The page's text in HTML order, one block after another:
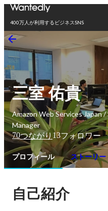
400万人が利用するビジネスSNS
三室 佑貴
Amazon Web Services Japan
Manager
70つながり 13フォロワー
プロフィール ストーリー
自己紹介